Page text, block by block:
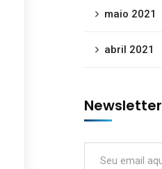
maio 2021
abril 2021
Newsletter